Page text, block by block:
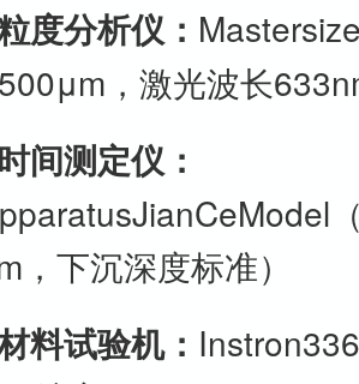
度分析仪：
，激光波长
间测定仪：
，下沉深度标准）
料试验机：